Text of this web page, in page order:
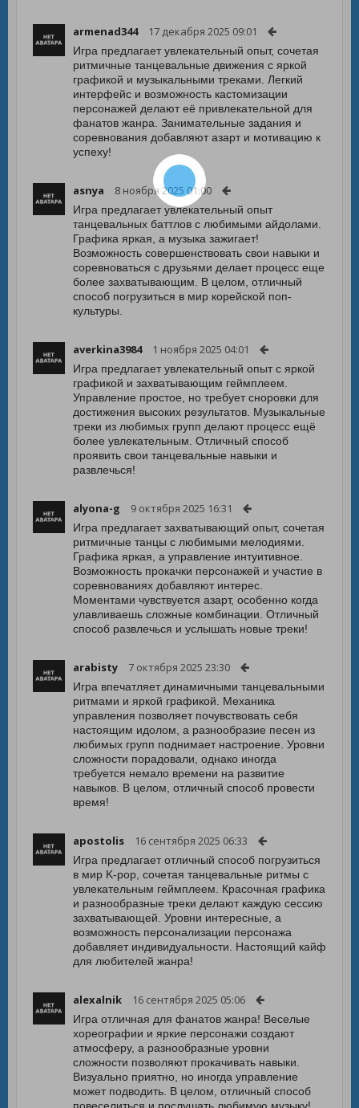
armenad344 17 декабря 2025 09:01
Игра предлагает увлекательный опыт, сочетая
ритмичные танцевальные движения с яркой
графикой и музыкальными треками. Легкий
интерфейс и возможность кастомизации
персонажей делают её привлекательной для
фанатов жанра. Занимательные задания и
соревнования добавляют азарт и мотивацию к
успеху!
asnya 8 ноября 2025 01:00
Игра предлагает увлекательный опыт
танцевальных баттлов с любимыми айдолами.
Графика яркая, а музыка зажигает!
Возможность совершенствовать свои навыки и
соревноваться с друзьями делает процесс еще
более захватывающим. В целом, отличный
способ погрузиться в мир корейской поп-
культуры.
averkina3984 1 ноября 2025 04:01
Игра предлагает увлекательный опыт с яркой
графикой и захватывающим геймплеем.
Управление простое, но требует сноровки для
достижения высоких результатов. Музыкальные
треки из любимых групп делают процесс ещё
более увлекательным. Отличный способ
проявить свои танцевальные навыки и
развлечься!
alyona-g 9 октября 2025 16:31
Игра предлагает захватывающий опыт, сочетая
ритмичные танцы с любимыми мелодиями.
Графика яркая, а управление интуитивное.
Возможность прокачки персонажей и участие в
соревнованиях добавляют интерес.
Моментами чувствуется азарт, особенно когда
улавливаешь сложные комбинации. Отличный
способ развлечься и услышать новые треки!
arabisty 7 октября 2025 23:30
Игра впечатляет динамичными танцевальными
ритмами и яркой графикой. Механика
управления позволяет почувствовать себя
настоящим идолом, а разнообразие песен из
любимых групп поднимает настроение. Уровни
сложности порадовали, однако иногда
требуется немало времени на развитие
навыков. В целом, отличный способ провести
время!
apostolis 16 сентября 2025 06:33
Игра предлагает отличный способ погрузиться
в мир K-pop, сочетая танцевальные ритмы с
увлекательным геймплеем. Красочная графика
и разнообразные треки делают каждую сессию
захватывающей. Уровни интересные, а
возможность персонализации персонажа
добавляет индивидуальности. Настоящий кайф
для любителей жанра!
alexalnik 16 сентября 2025 05:06
Игра отличная для фанатов жанра! Веселые
хореографии и яркие персонажи создают
атмосферу, а разнообразные уровни
сложности позволяют прокачивать навыки.
Визуально приятно, но иногда управление
может подводить. В целом, отличный способ